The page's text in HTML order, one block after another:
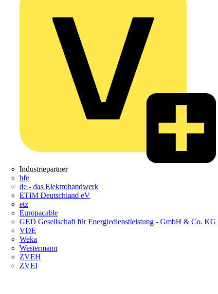
Industriepartner
bfe
de - das Elektrohandwerk
ETIM Deutschland eV
etz
Europacable
GED Gesellschaft für Energiedienstleistung - GmbH & Co. KG
VDE
Weka
Westermann
ZVEH
ZVEI